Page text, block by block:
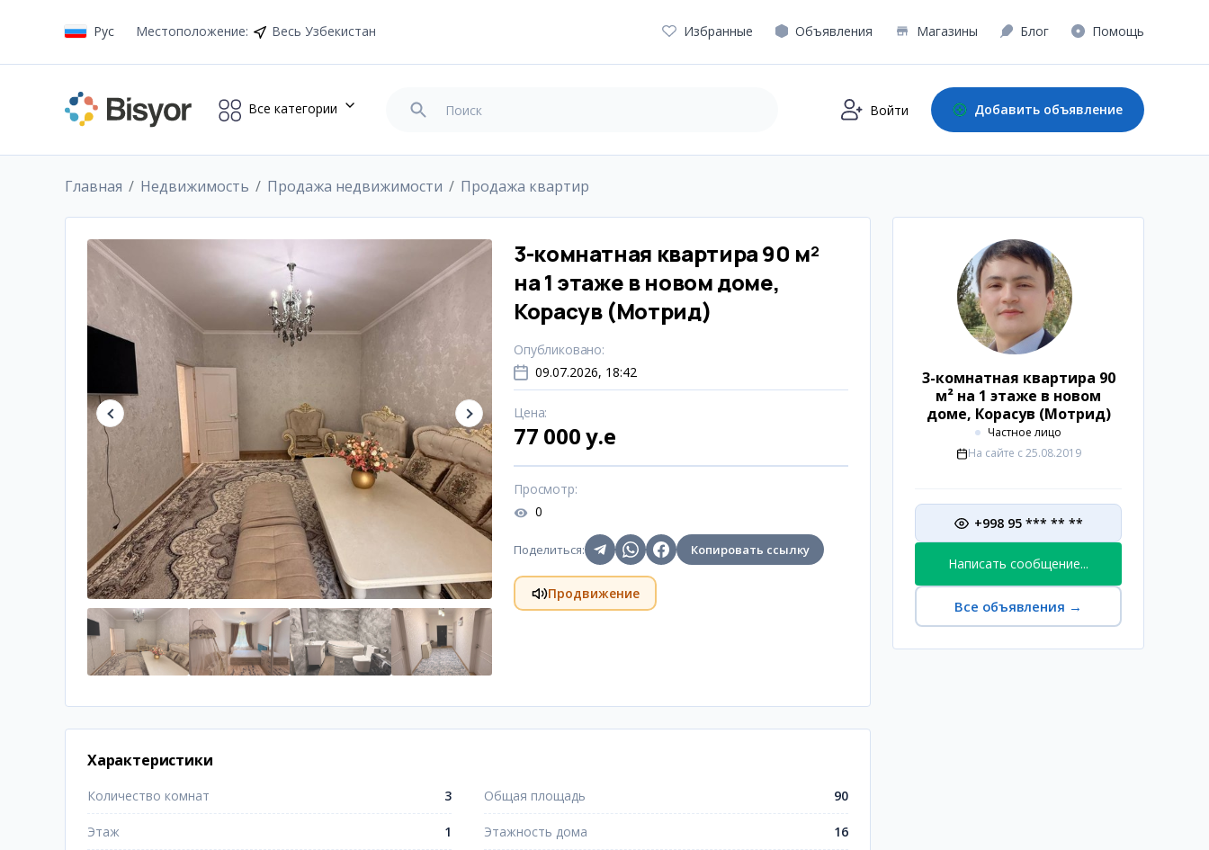
Рус Местоположение: Весь Узбекистан Избранные Объявления Магазины Блог Помощь
Все категории Войти Добавить объявление
Главная Недвижимость Продажа недвижимости Продажа квартир
3-комнатная квартира 90 м²
на 1 этаже в новом доме,
Корасув (Мотрид)
Опубликовано:
09.07.2026, 18:42
Цена:
77 000 y.e
Просмотр:
0
Поделиться: Копировать ссылку
Продвижение
Характеристики
Количество комнат 3 Общая площадь 90
Этаж 1 Этажность дома 16
3-комнатная квартира 90
м² на 1 этаже в новом
доме, Корасув (Мотрид)
Частное лицо
На сайте с 25.08.2019
+998 95 *** ** **
Написать сообщение...
Все объявления →